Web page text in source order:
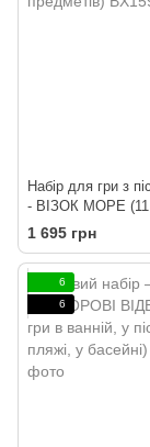
Набір для гри з
- ВІЗОК МОРЕ (11
1 695 грн
6
6